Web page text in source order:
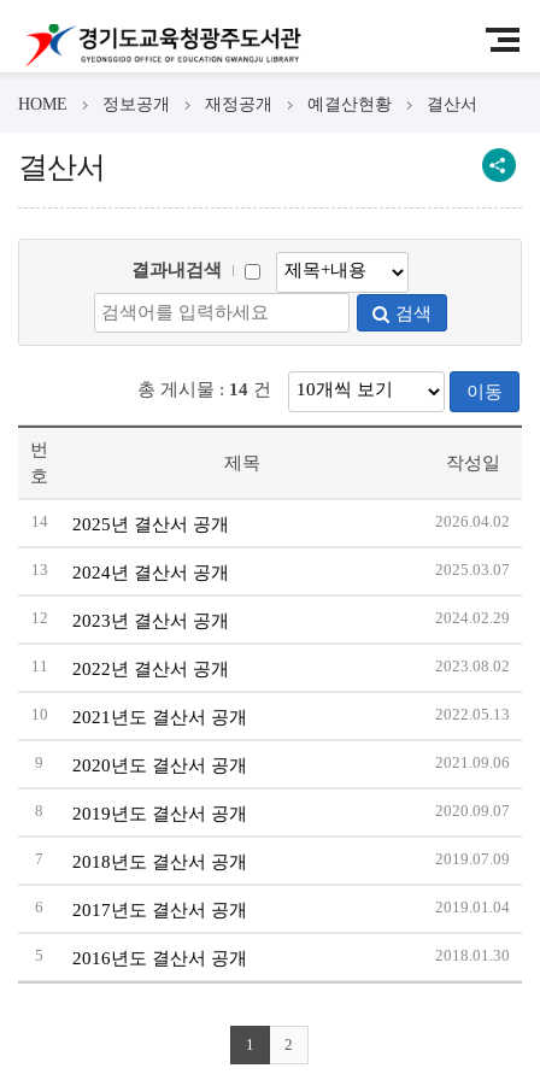
HOME 정보공개 재정공개 예결산현황 결산서
결산서
결과내검색
검색
총 게시물 : 14 건 이동
번
호
제목 작성일
14 2025년 결산서 공개 2026.04.02
13 2024년 결산서 공개 2025.03.07
12 2023년 결산서 공개 2024.02.29
11 2022년 결산서 공개 2023.08.02
10 2021년도 결산서 공개 2022.05.13
9 2020년도 결산서 공개 2021.09.06
8 2019년도 결산서 공개 2020.09.07
7 2018년도 결산서 공개 2019.07.09
6 2017년도 결산서 공개 2019.01.04
5 2016년도 결산서 공개 2018.01.30
1 2